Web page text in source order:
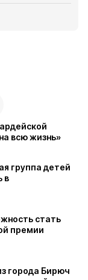
всю жизнь»
группа детей
в
стать
премии
города Бирюч